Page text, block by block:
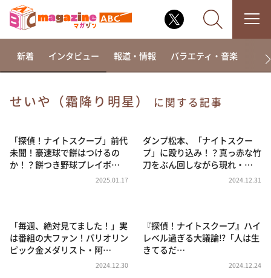
相席食堂
これ余談なんですけど・・・
～人生密着トークバラエティ！～ やすとものいたっ
news おかえり
河合＆A.B.C-Z塚田×福井アナ「なんでやねん！？」
（news おかえり）
新着 インタビュー 報道・情報 バラエティ・音楽 ド
せいや（霜降り明星） に関する記事
「探偵！ナイトスクープ」前代
未聞！豪速球で餅はつけるの
か！？餅つき野球プレイボ…
2025.01.17
ダンプ松本、「ナイトスクー
プ」に殴り込み！？真っ赤な竹
刀をぶん回しながら現れ・…
2024.12.31
「毎週、絶対見てました！」実
は番組の大ファン！パリオリン
ピック金メダリスト・阿…
2024.12.30
『探偵！ナイトスクープ』ハイ
レベル過ぎる大議論⁉「人は生
きてるだ…
2024.12.24